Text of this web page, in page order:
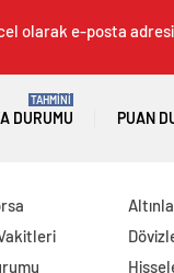
olarak e-posta
DURUMU
TAHMİNİ
PUAN